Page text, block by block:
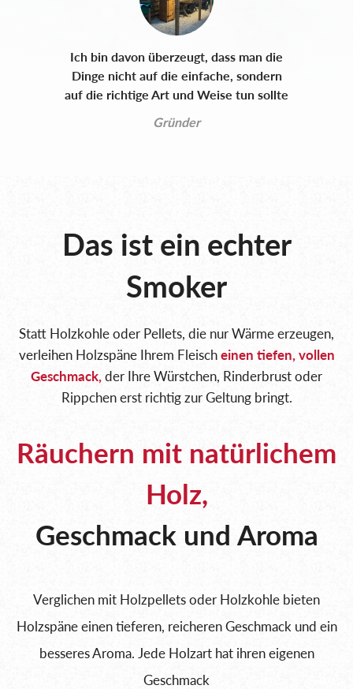
Ich bin davon überzeugt, dass man die
Dinge nicht auf die einfache, sondern
auf die richtige Art und Weise tun sollte
Gründer
Das ist ein echter
Smoker
Statt Holzkohle oder Pellets, die nur Wärme erzeugen,
verleihen Holzspäne Ihrem Fleischeinen tiefen, vollen
Geschmack, der Ihre Würstchen, Rinderbrust oder
Rippchen erst richtig zur Geltung bringt.
Räuchern mit natürlichem
Holz,
Geschmack und Aroma
Verglichen mit Holzpellets oder Holzkohle bieten
Holzspäne einen tieferen, reicheren Geschmack und ein
besseres Aroma. Jede Holzart hat ihren eigenen
Geschmack